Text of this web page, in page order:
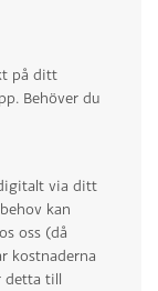
på ditt
Behöver du
via ditt
kan
oss (då
kostnaderna
detta till